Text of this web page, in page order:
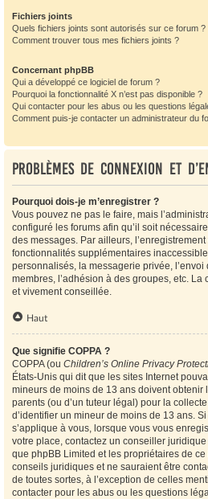
Fichiers joints
Quels fichiers joints sont autorisés sur ce forum ?
Comment trouver tous mes fichiers joints ?
Concernant phpBB
Qui a développé ce logiciel de forum ?
Pourquoi la fonctionnalité X n’est pas disponible ?
Qui contacter pour les abus ou les questions
Comment puis-je contacter un administrateur du
Problèmes de connexion et
Pourquoi dois-je m’enregistrer ?
Vous pouvez ne pas le faire, mais
configuré les forums afin qu’il soit
des messages. Par ailleurs,
fonctionnalités supplémentaires
personnalisés, la messagerie privée,
membres, l’adhésion à des groupes, etc. La
et vivement conseillée.
Haut
Que signifie COPPA ?
COPPA (ou Children’s Online Privacy
États-Unis qui dit que les sites Internet
mineurs de moins de 13 ans doivent obtenir
parents (ou d’un tuteur légal) pour la
d’identifier un mineur de moins de 13 ans.
s’applique à vous, lorsque vous vous
votre place, contactez un conseiller
que phpBB Limited et les propriétaires de
conseils juridiques et ne sauraient être
de toutes sortes, à l’exception de celles
contacter pour les abus ou les questions